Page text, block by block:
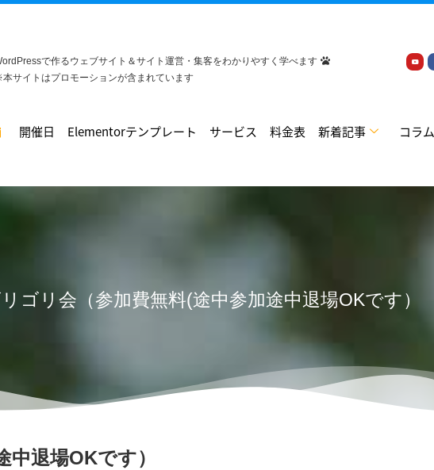
で作るウェブサイト＆サイト運営・集客をわかりやすく学べます
サイトはプロモーションが含まれています
開催日 Elementorテンプレート サービス 料金表 新着記事 コラム
ゴリ会（参加費無料(途中参加途中退場OKです）
退場OKです）